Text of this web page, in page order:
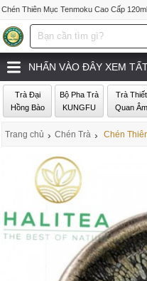
Chén Thiên Mục Tenmoku Cao Cấp
NHẤN VÀO ĐÂY XEM
Trà Đại
Hồng Bào
Bộ Pha Trà
KUNGFU
Trà Thiết
Quan Âm
Trang chủ › Chén Trà › Chén